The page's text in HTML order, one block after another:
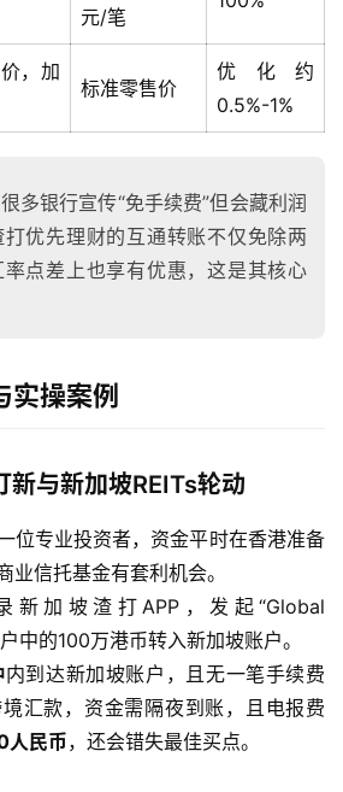
元/笔
，加
标准零售价
优化约
0.5%-1%
多银行宣传“免手续费”但会藏利润
优先理财的互通转账不仅免除两
点差上也享有优惠，这是其核心
实操案例
新与新加坡REITs轮动
位专业投资者，资金平时在香港准备
业信托基金有套利机会。
新加坡渣打APP，发起“Global
中的100万港币转入新加坡账户。
内到达新加坡账户，且无一笔手续费
汇款，资金需隔夜到账，且电报费
人民币，还会错失最佳买点。